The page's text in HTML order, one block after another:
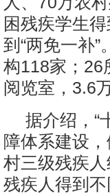
困残疾学生
到“两免一补
构118家；26
阅览室，3.6
据介绍，“
障体系建设
村三级残疾
残疾人得到